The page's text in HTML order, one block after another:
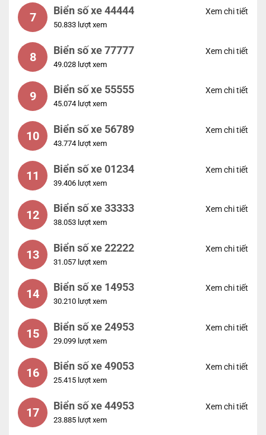
7 Biển số xe 44444
50.833 lượt xem
Xem chi tiết
8 Biển số xe 77777
49.028 lượt xem
Xem chi tiết
9 Biển số xe 55555
45.074 lượt xem
Xem chi tiết
10 Biển số xe 56789
43.774 lượt xem
Xem chi tiết
11 Biển số xe 01234
39.406 lượt xem
Xem chi tiết
12 Biển số xe 33333
38.053 lượt xem
Xem chi tiết
13 Biển số xe 22222
31.057 lượt xem
Xem chi tiết
14 Biển số xe 14953
30.210 lượt xem
Xem chi tiết
15 Biển số xe 24953
29.099 lượt xem
Xem chi tiết
16 Biển số xe 49053
25.415 lượt xem
Xem chi tiết
17 Biển số xe 44953
23.885 lượt xem
Xem chi tiết